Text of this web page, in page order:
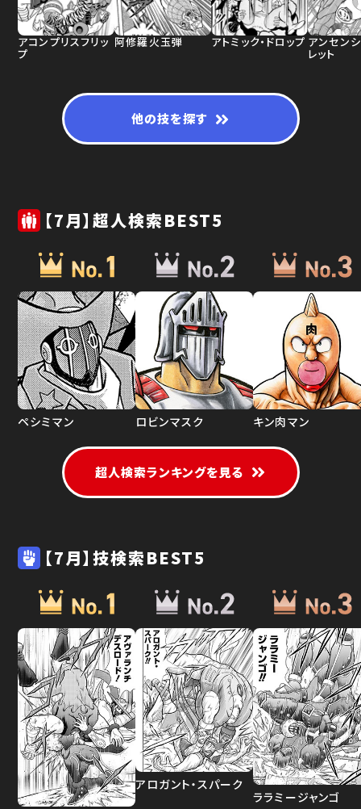
アコンプリスフリッ
プ
阿修羅火玉弾 アトミック・ドロップ アンセン
レット
他の技を探す
【7月】超人検索BEST5
ペシミマン ロビンマスク キン肉マン
超人検索ランキングを見る
【7月】技検索BEST5
アロガント・スパーク
ララミージャンゴ